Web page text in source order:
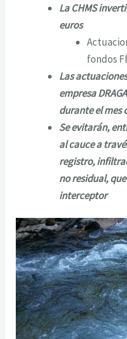
La CHMS
euros
fondos
Las
empresa
durante el mes
Se evitarán,
al cauce a
registro,
no residual,
interceptor